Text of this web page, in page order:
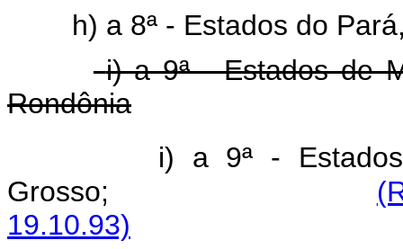
h) a 8ª - Estados do
i) a 9ª - Estados de
Rondônia
i) a 9ª -
Grosso;
19.10.93)